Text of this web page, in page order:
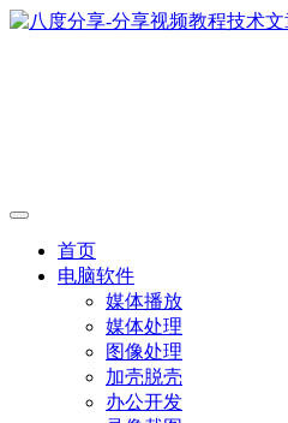
首页
电脑软件
媒体播放
媒体处理
图像处理
加壳脱壳
办公开发